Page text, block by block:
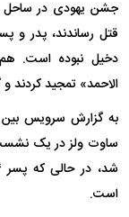
قتل رساندند، پدر و
دخیل نبوده است.
الاحمد» تمجید کردند
به گزارش سرویس بین
است.